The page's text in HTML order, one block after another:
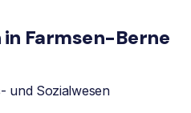
Farmsen-Berne
und Sozialwesen